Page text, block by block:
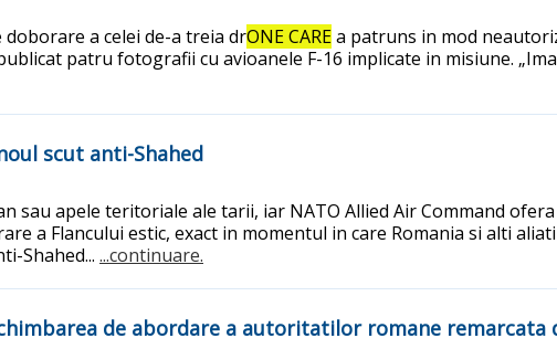
a celei de-a treia drONE CAREa patruns in mod
patru fotografii cu avioanele F-16 implicate in misiune.
scut anti-Shahed
sau apele teritoriale ale tarii, iar NATO Allied Air Command
a Flancului estic, exact in momentul in care Romania si alti
Shahed... ...continuare.
de abordare a autoritatilor romane remarcata